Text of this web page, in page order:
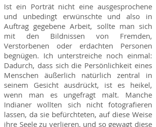
Ist ein Porträt nicht eine ausgesprochene
und unbedingt erwünschte und also in
Auftrag gegebene Arbeit, sollte man sich
mit den Bildnissen von Fremden,
Verstorbenen oder erdachten Personen
begnügen. Ich unterstreiche noch einmal:
Dadurch, dass sich die Persönlichkeit eines
Menschen äußerlich natürlich zentral in
seinem Gesicht ausdrückt, ist es heikel,
wenn man es ungefragt malt. Manche
Indianer wollten sich nicht fotografieren
lassen, da sie befürchteten, auf diese Weise
ihre Seele zu verlieren, und so gewagt diese